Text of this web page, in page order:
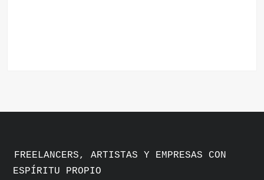
FREELANCERS, ARTISTAS Y EMPRESAS CON
ESPÍRITU PROPIO